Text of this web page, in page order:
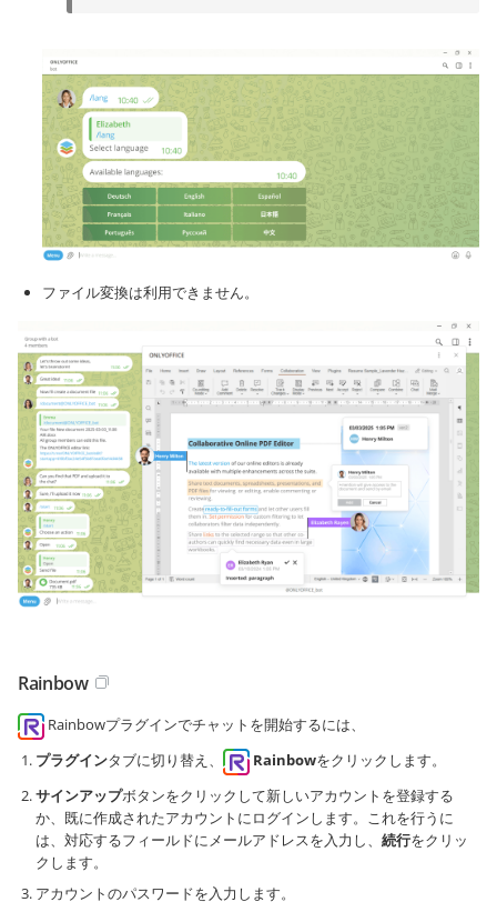
ファイル変換は利用できません。
Rainbow
Rainbowプラグインでチャットを開始するには、
プラグインタブに切り替え、 Rainbowをクリックします。
サインアップボタンをクリックして新しいアカウントを登録する
か、既に作成されたアカウントにログインします。これを行うに
は、対応するフィールドにメールアドレスを入力し、 続行をクリッ
クします。
アカウントのパスワードを入力します。